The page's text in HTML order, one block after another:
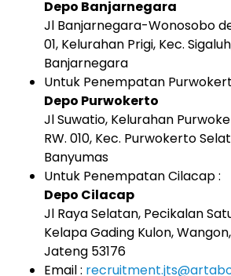
Depo Banjarnegara
Jl Banjarnegara-Wonosobo
01, Kelurahan Prigi, Kec.
Banjarnegara
Untuk Penempatan
Depo Purwokerto
Jl Suwatio, Kelurahan
RW. 010, Kec. Purwokerto
Banyumas
Untuk Penempatan Cilacap :
Depo Cilacap
Jl Raya Selatan, Pecikalan
Kelapa Gading Kulon,
Jateng 53176
Email :